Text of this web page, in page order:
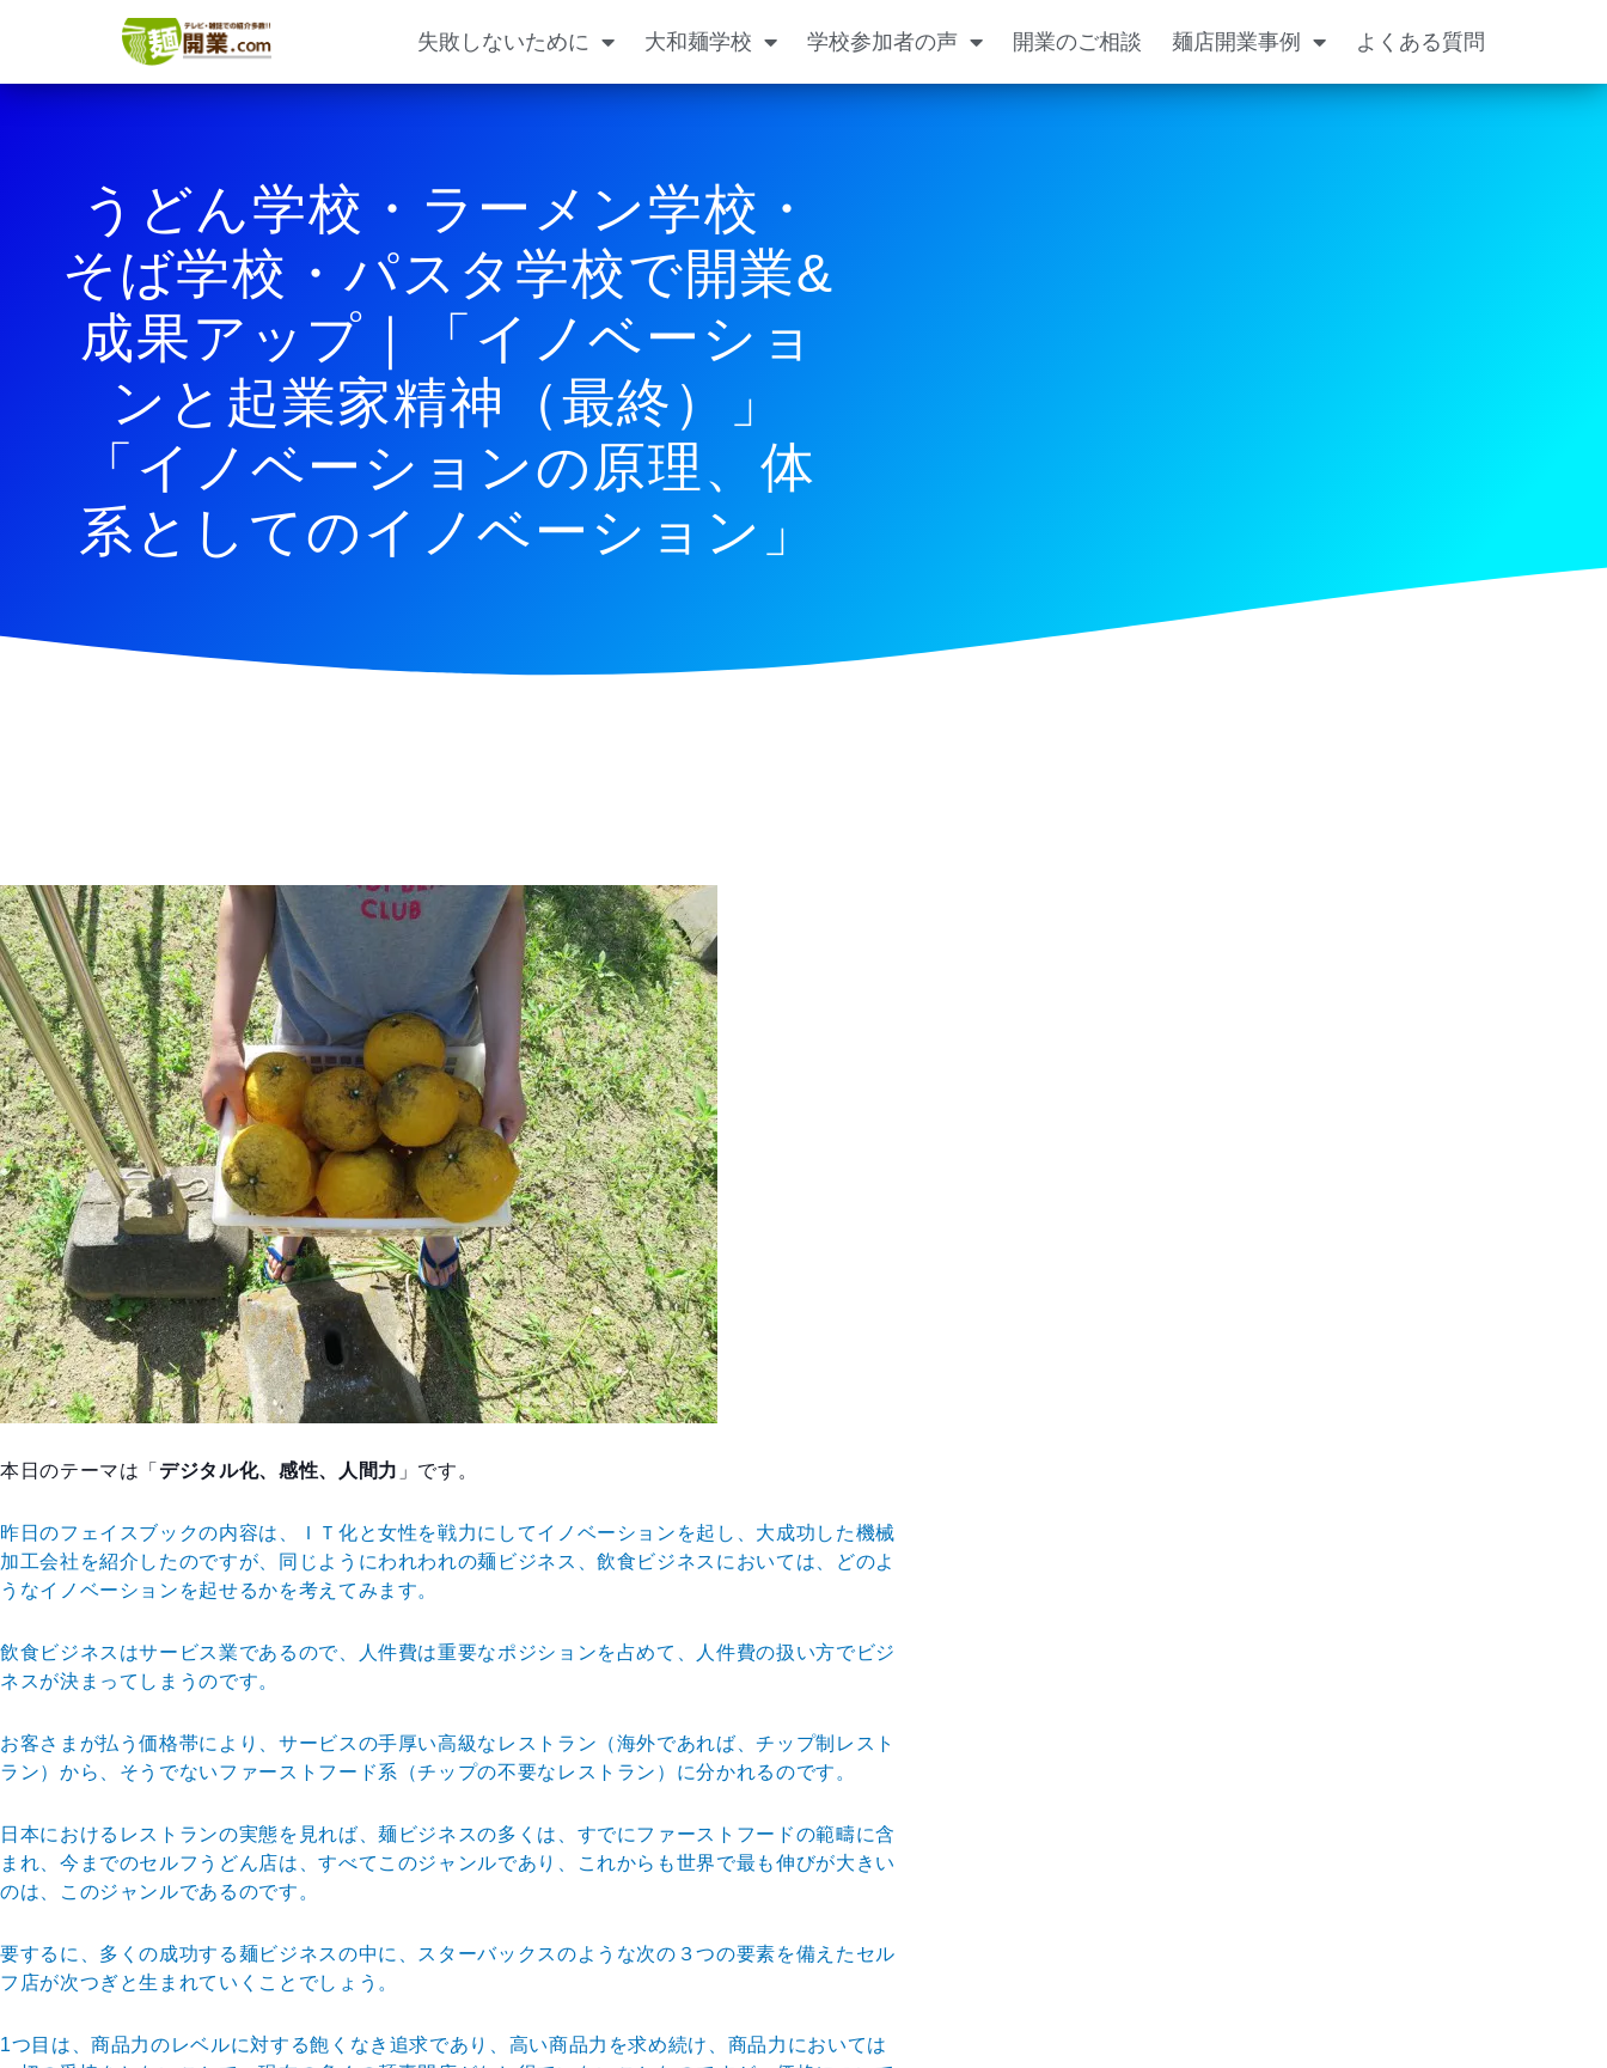
失敗しないために 大和麺学校 学校参加者の声 開業のご相談 麺店開業事例 よくある質問
うどん学校・ラーメン学校・
そば学校・パスタ学校で開業&
成果アップ｜「イノベーショ
ンと起業家精神（最終）」
「イノベーションの原理、体
系としてのイノベーション」
本日のテーマは「 デジタル化、感性、人間力 」です。
昨日のフェイスブックの内容は、ＩＴ化と女性を戦力にしてイノベーションを起し、大成功した機械
加工会社を紹介したのですが、同じようにわれわれの麺ビジネス、飲食ビジネスにおいては、どのよ
うなイノベーションを起せるかを考えてみます。
飲食ビジネスはサービス業であるので、人件費は重要なポジションを占めて、人件費の扱い方でビジ
ネスが決まってしまうのです。
お客さまが払う価格帯により、サービスの手厚い高級なレストラン（海外であれば、チップ制レスト
ラン）から、そうでないファーストフード系（チップの不要なレストラン）に分かれるのです。
日本におけるレストランの実態を見れば、麺ビジネスの多くは、すでにファーストフードの範疇に含
まれ、今までのセルフうどん店は、すべてこのジャンルであり、これからも世界で最も伸びが大きい
のは、このジャンルであるのです。
要するに、多くの成功する麺ビジネスの中に、スターバックスのような次の３つの要素を備えたセル
フ店が次つぎと生まれていくことでしょう。
1つ目は、商品力のレベルに対する飽くなき追求であり、高い商品力を求め続け、商品力においては